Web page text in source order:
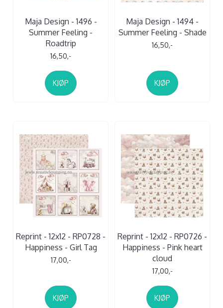
Maja Design - 1496 -
Summer Feeling -
Roadtrip
16,50,-
KJØP
Maja Design - 1494 -
Summer Feeling - Shade
16,50,-
KJØP
Reprint - 12x12 - RP0728 -
Happiness - Girl Tag
17,00,-
KJØP
Reprint - 12x12 - RP0726 -
Happiness - Pink heart
cloud
17,00,-
KJØP